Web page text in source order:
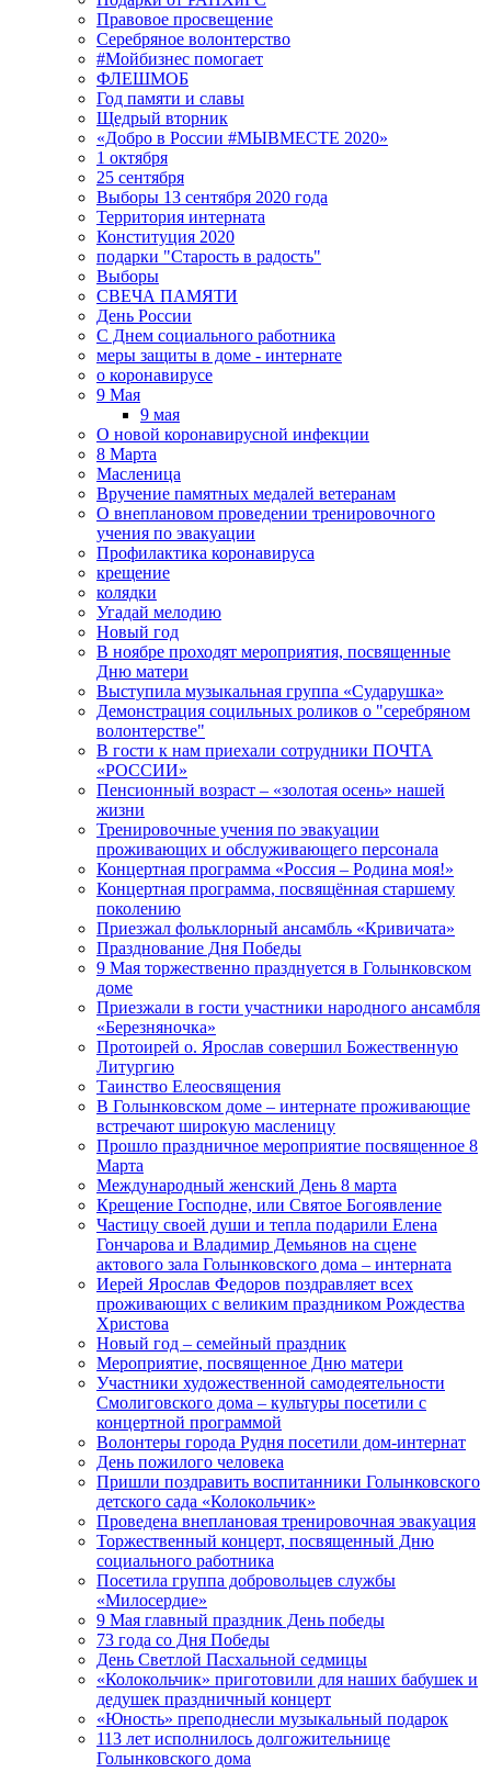
Правовое просвещение
Серебряное волонтерство
#Мойбизнес помогает
ФЛЕШМОБ
Год памяти и славы
Щедрый вторник
«Добро в России #МЫВМЕСТЕ 2020»
1 октября
25 сентября
Выборы 13 сентября 2020 года
Территория интерната
Конституция 2020
подарки "Старость в радость"
Выборы
СВЕЧА ПАМЯТИ
День России
С Днем социального работника
меры защиты в доме - интернате
о коронавирусе
9 Мая
9 мая
О новой коронавирусной инфекции
8 Марта
Масленица
Вручение памятных медалей ветеранам
О внеплановом проведении тренировочного
учения по эвакуации
Профилактика коронавируса
крещение
колядки
Угадай мелодию
Новый год
В ноябре проходят мероприятия, посвященные
Дню матери
Выступила музыкальная группа «Сударушка»
Демонстрация социльных роликов о "серебряном
волонтерстве"
В гости к нам приехали сотрудники ПОЧТА
«РОССИИ»
Пенсионный возраст – «золотая осень» нашей
жизни
Тренировочные учения по эвакуации
проживающих и обслуживающего персонала
Концертная программа «Россия – Родина моя!»
Концертная программа, посвящённая старшему
поколению
Приезжал фольклорный ансамбль «Кривичата»
Празднование Дня Победы
9 Мая торжественно празднуется в Голынковском
доме
Приезжали в гости участники народного ансамбля
«Березняночка»
Протоирей о. Ярослав совершил Божественную
Литургию
Таинство Елеосвящения
В Голынковском доме – интернате проживающие
встречают широкую масленицу
Прошло праздничное мероприятие посвященное 8
Марта
Международный женский День 8 марта
Крещение Господне, или Святое Богоявление
Частицу своей души и тепла подарили Елена
Гончарова и Владимир Демьянов на сцене
актового зала Голынковского дома – интерната
Иерей Ярослав Федоров поздравляет всех
проживающих с великим праздником Рождества
Христова
Новый год – семейный праздник
Мероприятие, посвященное Дню матери
Участники художественной самодеятельности
Смолиговского дома – культуры посетили с
концертной программой
Волонтеры города Рудня посетили дом-интернат
День пожилого человека
Пришли поздравить воспитанники Голынковского
детского сада «Колокольчик»
Проведена внеплановая тренировочная эвакуация
Торжественный концерт, посвященный Дню
социального работника
Посетила группа добровольцев службы
«Милосердие»
9 Мая главный праздник День победы
73 года со Дня Победы
День Светлой Пасхальной седмицы
«Колокольчик» приготовили для наших бабушек и
дедушек праздничный концерт
«Юность» преподнесли музыкальный подарок
113 лет исполнилось долгожительнице
Голынковского дома